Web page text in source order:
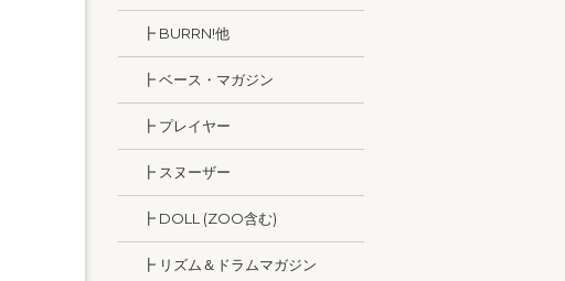
┣ BURRN!他
┣ ベース・マガジン
┣ プレイヤー
┣ スヌーザー
┣ DOLL (ZOO含む)
┣ リズム＆ドラムマガジン